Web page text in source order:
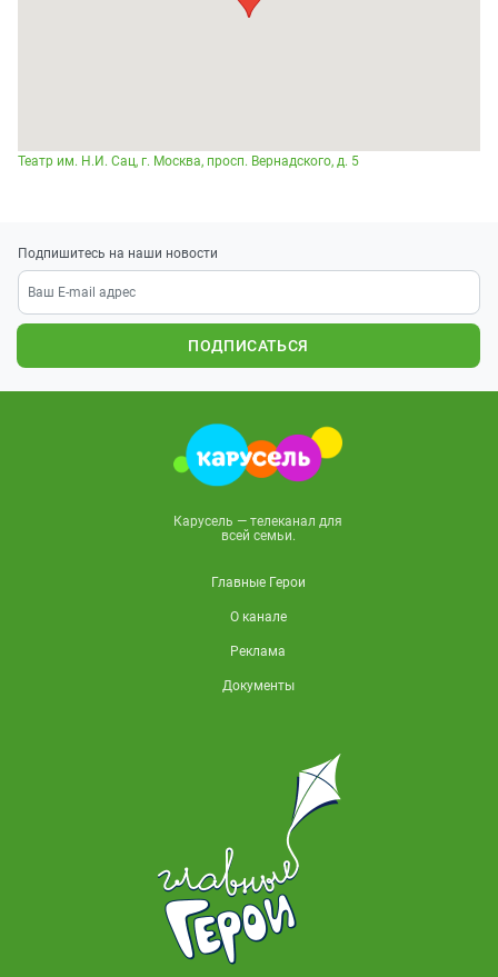
Театр им. Н.И. Сац, г. Москва, просп. Вернадского, д. 5
Подпишитесь на наши новости
ПОДПИСАТЬСЯ
Карусель — телеканал для
всей семьи.
Главные Герои
О канале
Реклама
Документы